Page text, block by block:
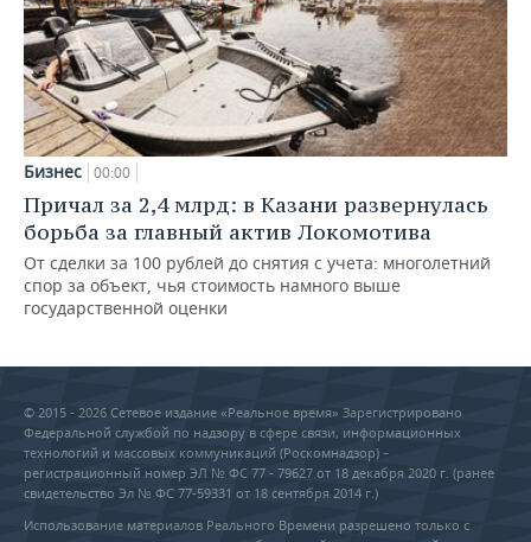
Бизнес 00:00
Причал за 2,4 млрд: в Казани развернулась
борьба за главный актив Локомотива
От сделки за 100 рублей до снятия с учета: многолетний
спор за объект, чья стоимость намного выше
государственной оценки
© 2015 - 2026 Сетевое издание «Реальное время» Зарегистрировано
Федеральной службой по надзору в сфере связи, информационных
технологий и массовых коммуникаций (Роскомнадзор) –
регистрационный номер ЭЛ № ФС 77 - 79627 от 18 декабря 2020 г. (ранее
свидетельство Эл № ФС 77-59331 от 18 сентября 2014 г.)
Использование материалов Реального Времени разрешено только с